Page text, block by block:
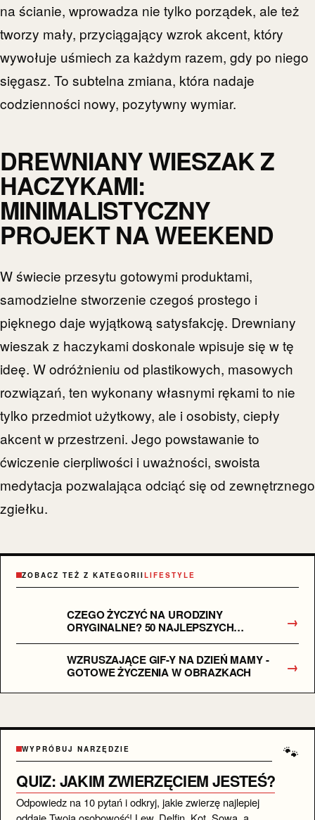
na ścianie, wprowadza nie tylko porządek, ale też
tworzy mały, przyciągający wzrok akcent, który
wywołuje uśmiech za każdym razem, gdy po niego
sięgasz. To subtelna zmiana, która nadaje
codzienności nowy, pozytywny wymiar.
DREWNIANY WIESZAK Z
HACZYKAMI:
MINIMALISTYCZNY
PROJEKT NA WEEKEND
W świecie przesytu gotowymi produktami,
samodzielne stworzenie czegoś prostego i
pięknego daje wyjątkową satysfakcję. Drewniany
wieszak z haczykami doskonale wpisuje się w tę
ideę. W odróżnieniu od plastikowych, masowych
rozwiązań, ten wykonany własnymi rękami to nie
tylko przedmiot użytkowy, ale i osobisty, ciepły
akcent w przestrzeni. Jego powstawanie to
ćwiczenie cierpliwości i uważności, swoista
medytacja pozwalająca odciąć się od zewnętrznego
zgiełku.
ZOBACZ TEŻ Z KATEGORIILIFESTYLE
CZEGO ŻYCZYĆ NA URODZINY
ORYGINALNE? 50 NAJLEPSZYCH
POMYSŁÓW!
→
WZRUSZAJĄCE GIF-Y NA DZIEŃ MAMY -
GOTOWE ŻYCZENIA W OBRAZKACH
→
🐾
WYPRÓBUJ NARZĘDZIE
QUIZ: JAKIM ZWIERZĘCIEM JESTEŚ?
Odpowiedz na 10 pytań i odkryj, jakie zwierzę najlepiej